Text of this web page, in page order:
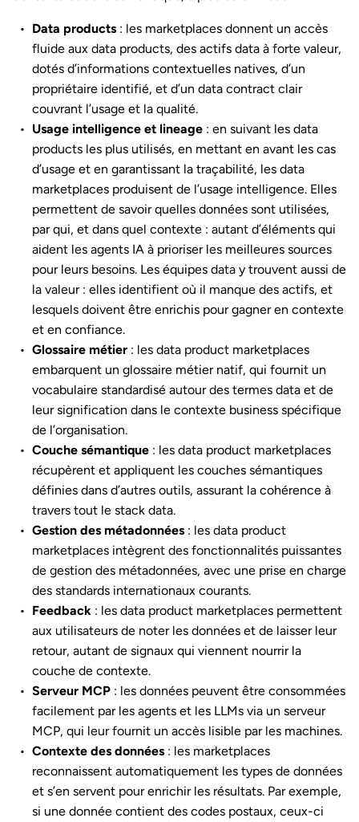
Data products : les marketplaces donnent un accès
fluide aux data products, des actifs data à forte valeur,
dotés d’informations contextuelles natives, d’un
propriétaire identifié, et d’un data contract clair
couvrant l’usage et la qualité.
Usage intelligence et lineage : en suivant les data
products les plus utilisés, en mettant en avant les cas
d’usage et en garantissant la traçabilité, les data
marketplaces produisent de l’usage intelligence. Elles
permettent de savoir quelles données sont utilisées,
par qui, et dans quel contexte : autant d’éléments qui
aident les agents IA à prioriser les meilleures sources
pour leurs besoins. Les équipes data y trouvent aussi de
la valeur : elles identifient où il manque des actifs, et
lesquels doivent être enrichis pour gagner en contexte
et en confiance.
Glossaire métier : les data product marketplaces
embarquent un glossaire métier natif, qui fournit un
vocabulaire standardisé autour des termes data et de
leur signification dans le contexte business spécifique
de l’organisation.
Couche sémantique : les data product marketplaces
récupèrent et appliquent les couches sémantiques
définies dans d’autres outils, assurant la cohérence à
travers tout le stack data.
Gestion des métadonnées : les data product
marketplaces intègrent des fonctionnalités puissantes
de gestion des métadonnées, avec une prise en charge
des standards internationaux courants.
Feedback : les data product marketplaces permettent
aux utilisateurs de noter les données et de laisser leur
retour, autant de signaux qui viennent nourrir la
couche de contexte.
Serveur MCP : les données peuvent être consommées
facilement par les agents et les LLMs via un serveur
MCP, qui leur fournit un accès lisible par les machines.
Contexte des données : les marketplaces
reconnaissent automatiquement les types de données
et s’en servent pour enrichir les résultats. Par exemple,
si une donnée contient des codes postaux, ceux-ci